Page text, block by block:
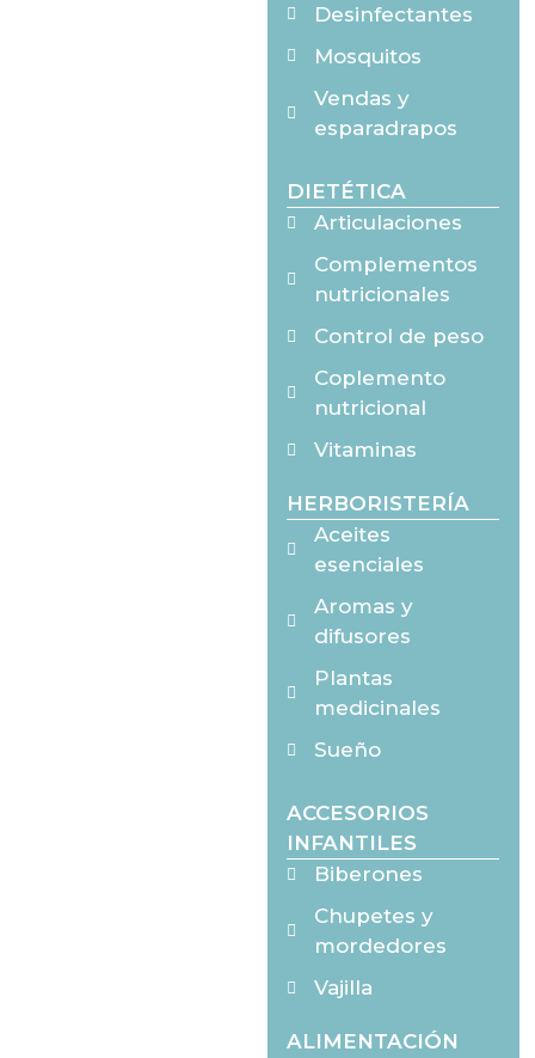
Desinfectantes
Mosquitos
Vendas y
esparadrapos
DIETÉTICA
Articulaciones
Complementos
nutricionales
Control de peso
Coplemento
nutricional
Vitaminas
HERBORISTERÍA
Aceites
esenciales
Aromas y
difusores
Plantas
medicinales
Sueño
ACCESORIOS
INFANTILES
Biberones
Chupetes y
mordedores
Vajilla
ALIMENTACIÓN